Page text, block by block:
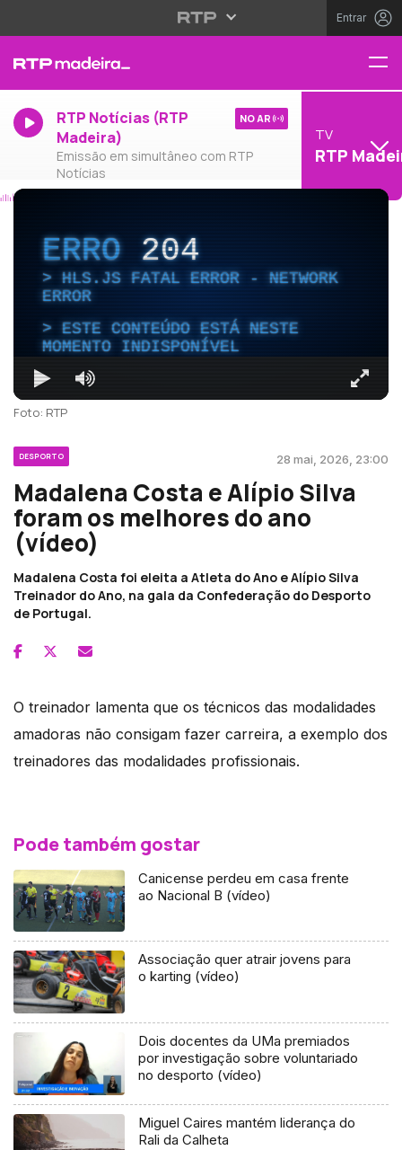
Entrar
RTP Notícias (RTP
Madeira)
Emissão em simultâneo com RTP
Notícias
NO AR
TV
RTP
ERRO204
HLS.JS FATAL ERROR - NETWORK
ERROR
ESTE CONTEÚDO ESTÁ NESTE
MOMENTO INDISPONÍVEL
Foto: RTP
DESPORTO 28 mai, 2026, 23:00
Madalena Costa e Alípio Silva
foram os melhores do ano
(vídeo)
Madalena Costa foi eleita a Atleta do Ano e Alípio Silva
Treinador do Ano, na gala da Confederação do Desporto
de Portugal.
O treinador lamenta que os técnicos das modalidades
amadoras não consigam fazer carreira, a exemplo dos
treinadores das modalidades profissionais.
Pode também gostar
Canicense perdeu em casa frente
ao Nacional B (vídeo)
Associação quer atrair jovens para
o karting (vídeo)
Dois docentes da UMa premiados
por investigação sobre voluntariado
no desporto (vídeo)
Miguel Caires mantém liderança do
Rali da Calheta